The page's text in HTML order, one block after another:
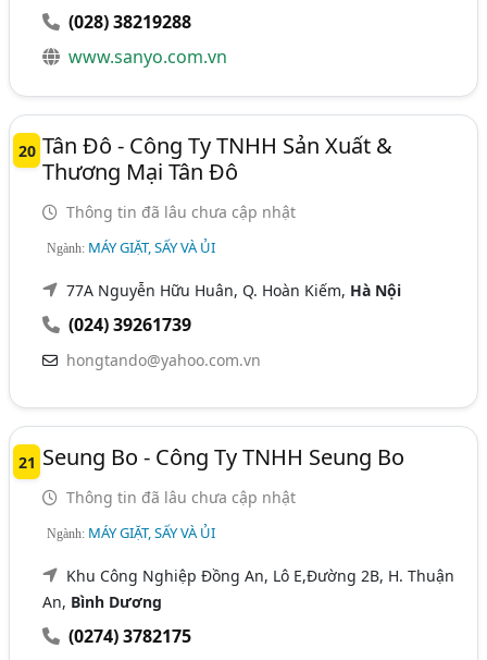
(028) 38219288
www.sanyo.com.vn
20 Tân Đô - Công Ty TNHH Sản Xuất &
Thương Mại Tân Đô
Thông tin đã lâu chưa cập nhật
Ngành: MÁY GIẶT, SẤY VÀ ỦI
77A Nguyễn Hữu Huân, Q. Hoàn Kiếm, Hà Nội
(024) 39261739
hongtando@yahoo.com.vn
21 Seung Bo - Công Ty TNHH Seung Bo
Thông tin đã lâu chưa cập nhật
Ngành: MÁY GIẶT, SẤY VÀ ỦI
Khu Công Nghiệp Đồng An, Lô E,Đường 2B, H. Thuận
An, Bình Dương
(0274) 3782175